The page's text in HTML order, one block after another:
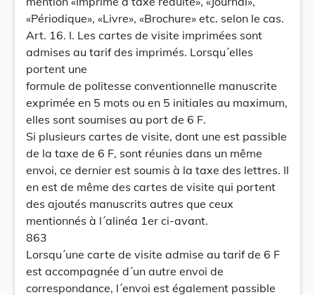
«Périodique», «Livre», «Brochure» etc. selon le cas.
Art. 16. I. Les cartes de visite imprimées sont
admises au tarif des imprimés. Lorsqu´elles
portent une
formule de politesse conventionnelle manuscrite
exprimée en 5 mots ou en 5 initiales au maximum,
elles sont soumises au port de 6 F.
Si plusieurs cartes de visite, dont une est passible
de la taxe de 6 F, sont réunies dans un même
envoi, ce dernier est soumis à la taxe des lettres. Il
en est de même des cartes de visite qui portent
des ajoutés manuscrits autres que ceux
mentionnés à l´alinéa 1er ci-avant.
863
Lorsqu´une carte de visite admise au tarif de 6 F
est accompagnée d´un autre envoi de
correspondance, l´envoi est également passible